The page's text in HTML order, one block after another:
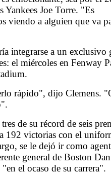
Joe Torre. "Es
viendo a alguien que va
integrarse a un exclusivo
el miércoles en Fenway
rápido", dijo Clemens.
de su récord de seis
192 victorias con el
se le dejó ir como
general de Boston Dan
el ocaso de su carrera".